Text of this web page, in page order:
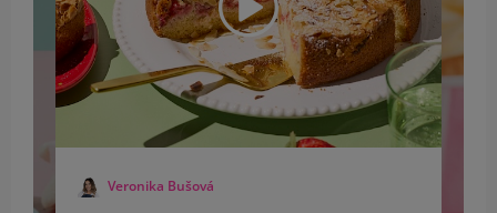
Veronika Bušová